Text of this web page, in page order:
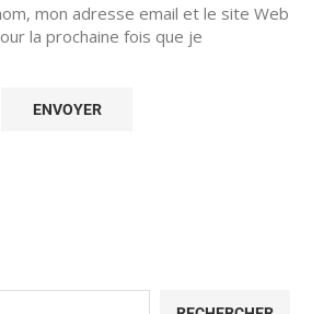
mon adresse email et le site Web
la prochaine fois que je